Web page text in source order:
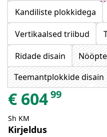
Kandiliste plokkidega
Vertikaalsed triibud
Ridade disain
Teemantplokkide disain
€ 60499
Sh KM
Kirjeldus